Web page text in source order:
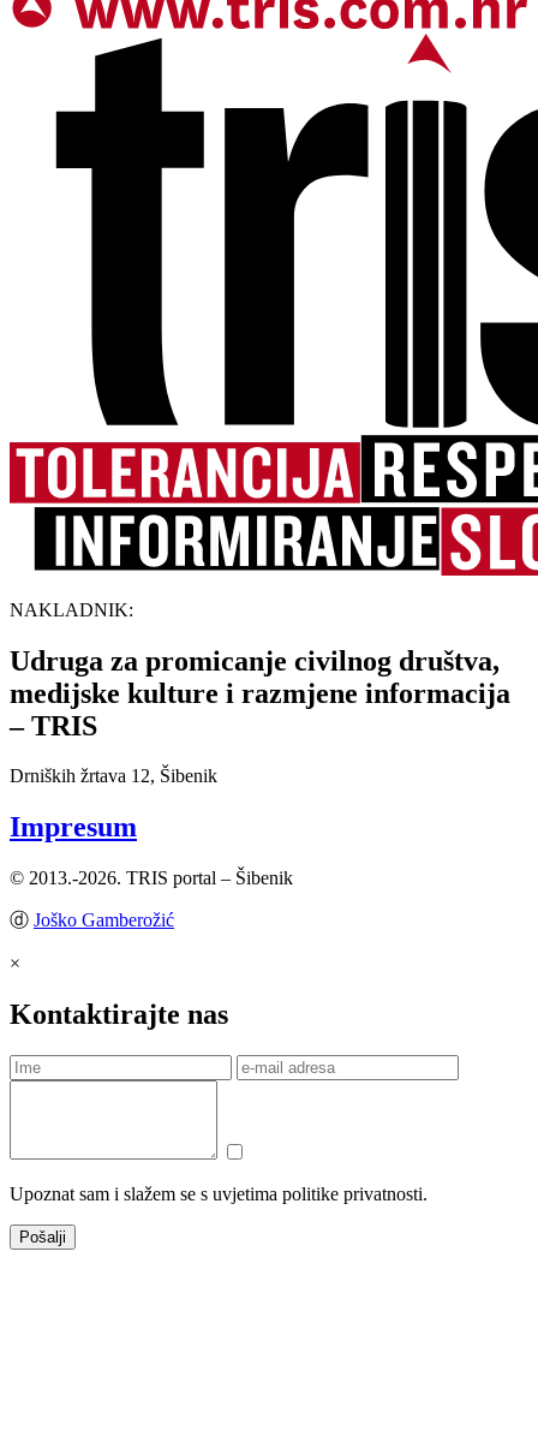
NAKLADNIK:
Udruga za promicanje civilnog društva,
medijske kulture i razmjene informacija
– TRIS
Drniških žrtava 12, Šibenik
Impresum
© 2013.-2026. TRIS portal – Šibenik
ⓓ Joško Gamberožić
×
Kontaktirajte nas
Upoznat sam i slažem se s uvjetima politike privatnosti.
Pošalji